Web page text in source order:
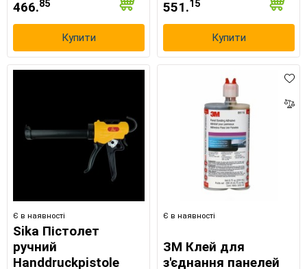
Оберіть мову магазину
466.85
Купити
551.15
Купити
Є в наявності
Sika Пістолет
ручний
Handdruckpistole
Є в наявності
ЗМ Клей для
з'єднання панелей